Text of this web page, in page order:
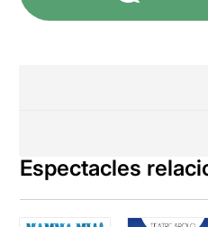
Espectacles